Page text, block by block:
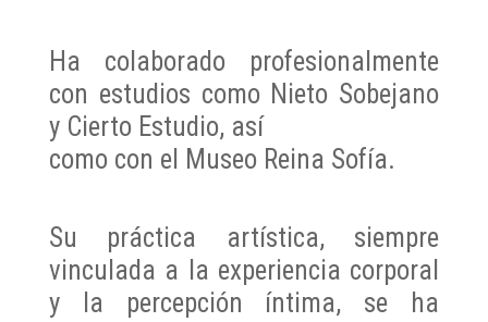
Ha colaborado profesionalmente
con estudios como Nieto Sobejano
y Cierto Estudio, así
como con el Museo Reina Sofía.
Su práctica artística, siempre
vinculada a la experiencia corporal
y la percepción íntima, se ha